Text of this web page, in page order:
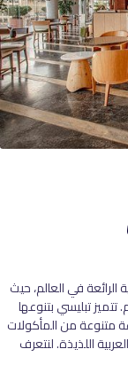
في العالم، حيث
تبليسي بتنوعها
متنوعة من المأكولات
اللذيذة. لنتعرف